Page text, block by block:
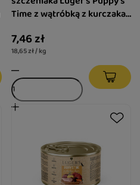
Time z wątróbką z kurczaka,
400 g
7,46 zł
18,65 zł / kg